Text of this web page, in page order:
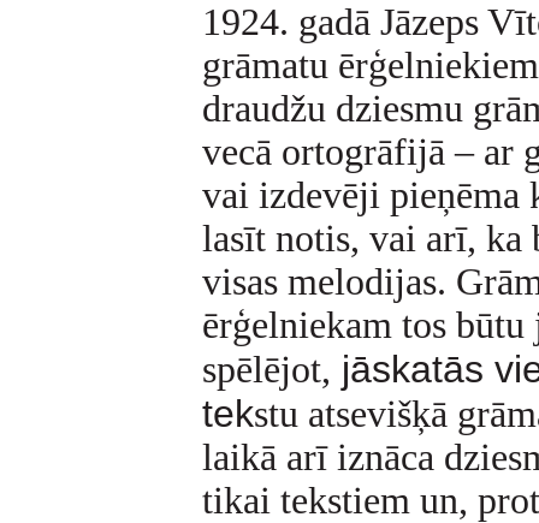
1924. gadā Jāzeps
grāmatu
draudžu dziesmu
vecā ortogrāfijā – ar
vai izdevēji pieņēma
lasīt notis, vai arī, ka
visas melodijas.
ērģelniekam tos būtu
spēlējot, jāskatās
tekstu atsevišķā
laikā arī iznāca
tikai tekstiem un,